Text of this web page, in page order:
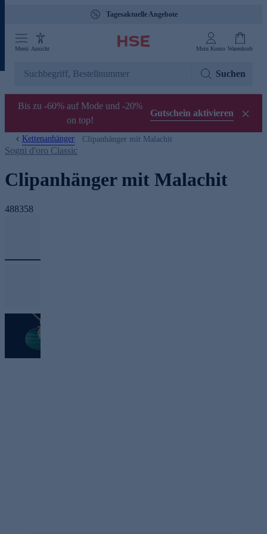
Tagesaktuelle Angebote
Menü Ansicht Mein Konto Warenkorb
Suchen
Bis zu -60% auf Mode und -20%
on top!
Gutschein aktivieren
Kettenanhänger Clipanhänger mit Malachit
Sogni d'oro Classic
Clipanhänger mit Malachit
488358